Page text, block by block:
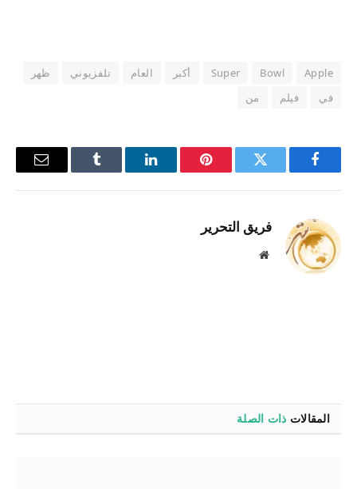
Apple
Bowl
Super أكبر العام تلفزيوني
ظهر
في
فيلم من
فيسبوك تويتر بينتيريستلينكدإن Tumblr
البريد
فريق التحرير
موقع
المقالات ذات الصلة